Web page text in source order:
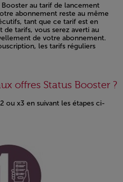
au tarif de lancement
abonnement reste au même
tant que ce tarif est en
de tarifs, vous serez averti au
de votre abonnement.
les tarifs réguliers
offres Status Booster ?
ou x3 en suivant les étapes ci-